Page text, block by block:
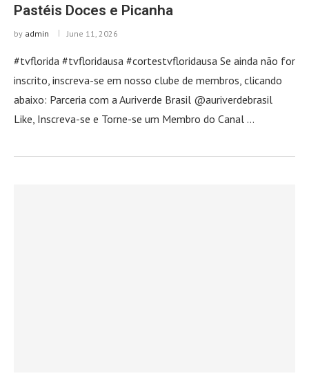
Pastéis Doces e Picanha
by admin June 11, 2026
#tvflorida #tvfloridausa #cortestvfloridausa Se ainda não for
inscrito, inscreva-se em nosso clube de membros, clicando
abaixo: Parceria com a Auriverde Brasil @auriverdebrasil
Like, Inscreva-se e Torne-se um Membro do Canal …